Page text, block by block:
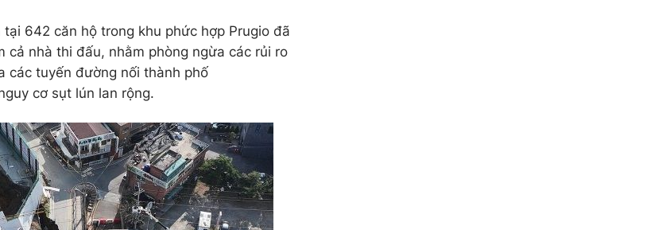
642 căn hộ trong khu phức hợp Prugio đã
nhà thi đấu, nhằm phòng ngừa các rủi ro
các tuyến đường nối thành phố
cơ sụt lún lan rộng.